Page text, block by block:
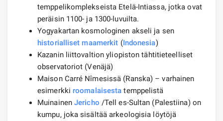
temppelikomplekseista Etelä-Intiassa, jotka ovat
peräisin 1100- ja 1300-luvuilta.
Yogyakartan kosmologinen akseli ja sen
historialliset maamerkit (Indonesia)
Kazanin liittovaltion yliopiston tähtitieteelliset
observatoriot (Venäjä)
Maison Carré Nîmesissä (Ranska) – varhainen
esimerkki roomalaisesta temppelistä
Muinainen Jericho /Tell es-Sultan (Palestiina) on
kumpu, joka sisältää arkeologisia löytöjä